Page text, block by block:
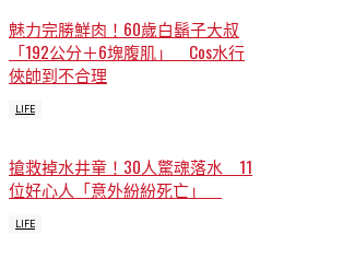
魅力完勝鮮肉！60歲白鬍子大叔
「192公分＋6塊腹肌」 Cos水行
俠帥到不合理
LIFE
搶救掉水井童！30人驚魂落水 11
位好心人「意外紛紛死亡」
LIFE